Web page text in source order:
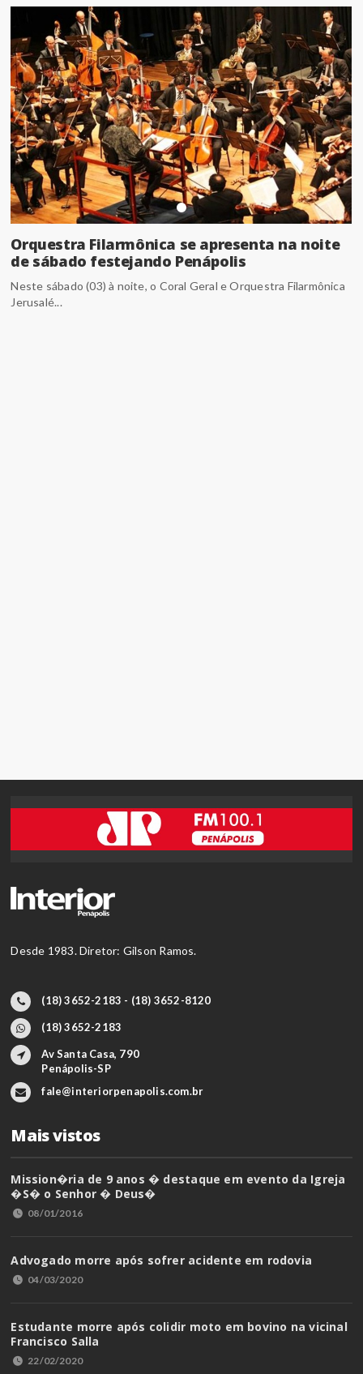
Orquestra Filarmônica se apresenta na noite
de sábado festejando Penápolis
Neste sábado (03) à noite, o Coral Geral e Orquestra Filarmônica
Jerusalé...
Desde 1983. Diretor: Gilson Ramos.
(18) 3652-2183 - (18) 3652-8120
(18) 3652-2183
Av Santa Casa, 790
Penápolis-SP
fale@interiorpenapolis.com.br
Mais vistos
Mission�ria de 9 anos � destaque em evento da Igreja
�S� o Senhor � Deus�
08/01/2016
Advogado morre após sofrer acidente em rodovia
04/03/2020
Estudante morre após colidir moto em bovino na vicinal
Francisco Salla
22/02/2020